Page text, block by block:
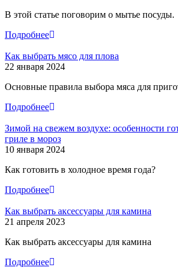
В этой статье поговорим о мытье посуды.
Подробнее
Как выбрать мясо для плова
22 января 2024
Основные правила выбора мяса для
Подробнее
Зимой на свежем воздухе: особенности
гриле в мороз
10 января 2024
Как готовить в холодное время года?
Подробнее
Как выбрать аксессуары для камина
21 апреля 2023
Как выбрать аксессуары для камина
Подробнее